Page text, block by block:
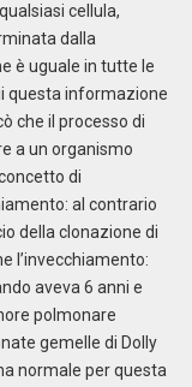
cellula,
dalla
è uguale in tutte le
questa informazione
che il processo di
a un organismo
di
al contrario
della clonazione di
l’invecchiamento:
aveva 6 anni e
polmonare
gemelle di Dolly
normale per questa